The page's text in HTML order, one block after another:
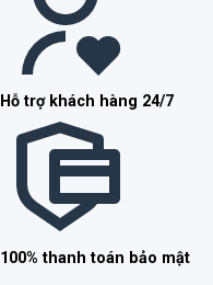
Hỗ trợ khách hàng 24/7
100% thanh toán bảo mật